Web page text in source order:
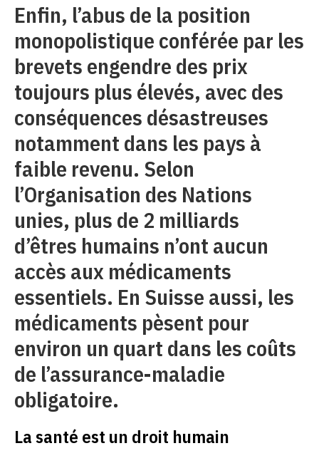
Enfin, l’abus de la position
monopolistique conférée par les
brevets engendre des prix
toujours plus élevés, avec des
conséquences désastreuses
notamment dans les pays à
faible revenu. Selon
l’Organisation des Nations
unies, plus de 2 milliards
d’êtres humains n’ont aucun
accès aux médicaments
essentiels. En Suisse aussi, les
médicaments pèsent pour
environ un quart dans les coûts
de l’assurance-maladie
obligatoire.
La santé est un droit humain